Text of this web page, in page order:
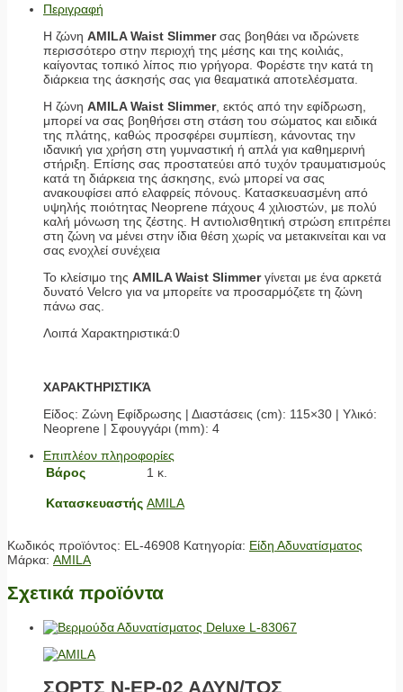
Περιγραφή
Η ζώνη AMILA Waist Slimmerσας βοηθάει να ιδρώνετε
περισσότερο στην περιοχή της μέσης και της κοιλιάς,
καίγοντας τοπικό λίπος πιο γρήγορα. Φορέστε την κατά τη
διάρκεια της άσκησής σας για θεαματικά αποτελέσματα.
Η ζώνη AMILA Waist Slimmer, εκτός από την εφίδρωση,
μπορεί να σας βοηθήσει στη στάση του σώματος και ειδικά
της πλάτης, καθώς προσφέρει συμπίεση, κάνοντας την
ιδανική για χρήση στη γυμναστική ή απλά για καθημερινή
στήριξη. Επίσης σας προστατεύει από τυχόν τραυματισμούς
κατά τη διάρκεια της άσκησης, ενώ μπορεί να σας
ανακουφίσει από ελαφρείς πόνους. Κατασκευασμένη από
υψηλής ποιότητας Neoprene πάχους 4 χιλιοστών, με πολύ
καλή μόνωση της ζέστης. Η αντιολισθητική στρώση επιτρέπει
στη ζώνη να μένει στην ίδια θέση χωρίς να μετακινείται και να
σας ενοχλεί συνέχεια
Το κλείσιμο της AMILA Waist Slimmerγίνεται με ένα αρκετά
δυνατό Velcro για να μπορείτε να προσαρμόζετε τη ζώνη
πάνω σας.
Λοιπά Χαρακτηριστικά:0
ΧΑΡΑΚΤΗΡΙΣΤΙΚΆ
Είδος: Ζώνη Εφίδρωσης | Διαστάσεις (cm): 115×30 | Υλικό:
Neoprene | Σφουγγάρι (mm): 4
Επιπλέον πληροφορίες
Βάρος
1 κ.
Κατασκευαστής AMILA
Κωδικός προϊόντος: EL-46908 Κατηγορία: Είδη Αδυνατίσματος
Μάρκα: AMILA
Σχετικά προϊόντα
ΣΟΡΤΣ N-ΕΡ-02 ΑΔΥΝ/ΤΟΣ